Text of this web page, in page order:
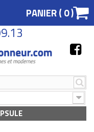
PANIER (0)